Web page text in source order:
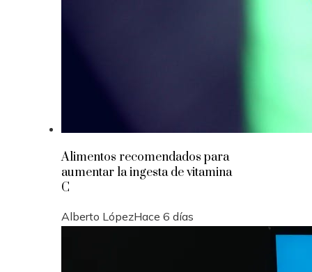
Alimentos recomendados para
aumentar la ingesta de vitamina
C
Alberto LópezHace 6 días